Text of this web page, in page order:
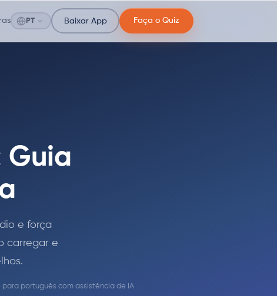
PT Baixar App Faça o Quiz
Guia
e força
carregar e
para português com assistência de IA